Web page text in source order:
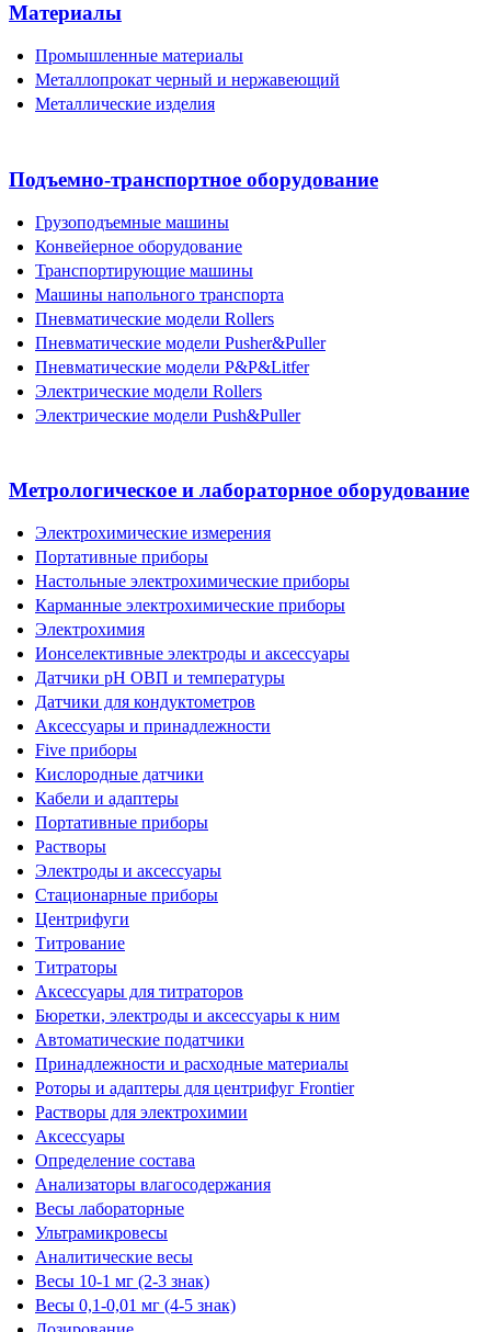
Материалы
Промышленные материалы
Металлопрокат черный и нержавеющий
Металлические изделия
Подъемно-транспортное оборудование
Грузоподъемные машины
Конвейерное оборудование
Транспортирующие машины
Машины напольного транспорта
Пневматические модели Rollers
Пневматические модели Pusher&Puller
Пневматические модели P&P&Litfer
Электрические модели Rollers
Электрические модели Push&Puller
Метрологическое и лабораторное оборудование
Электрохимические измерения
Портативные приборы
Настольные электрохимические приборы
Карманные электрохимические приборы
Электрохимия
Ионселективные электроды и аксессуары
Датчики рН ОВП и температуры
Датчики для кондуктометров
Аксессуары и принадлежности
Five приборы
Кислородные датчики
Кабели и адаптеры
Портативные приборы
Растворы
Электроды и аксессуары
Стационарные приборы
Центрифуги
Титрование
Титраторы
Аксессуары для титраторов
Бюретки, электроды и аксессуары к ним
Автоматические податчики
Принадлежности и расходные материалы
Роторы и адаптеры для центрифуг Frontier
Растворы для электрохимии
Аксессуары
Определение состава
Анализаторы влагосодержания
Весы лабораторные
Ультрамикровесы
Аналитические весы
Весы 10-1 мг (2-3 знак)
Весы 0,1-0,01 мг (4-5 знак)